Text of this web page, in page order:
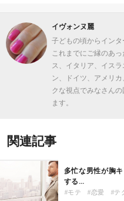
イヴォンヌ麗
子どもの頃からインタ
これまでにご縁のあ
ス、イタリア、イス
ン、ドイツ、アメリ
クな視点でみなさん
ます。
関連記事
多忙な男性が胸
する…
モテ 恋愛 テ